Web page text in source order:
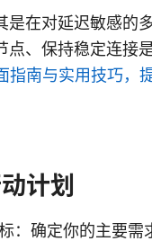
是在对延迟敏感的
点、保持稳定连接
指南与实用技巧，
计划
：确定你的主要需